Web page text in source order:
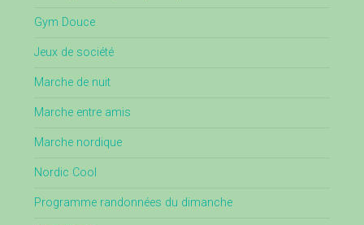
Gym Douce
Jeux de société
Marche de nuit
Marche entre amis
Marche nordique
Nordic Cool
Programme randonnées du dimanche